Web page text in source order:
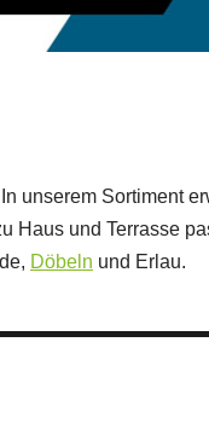
unserem Sortiment
Haus und Terrasse
Döbeln und Erlau.